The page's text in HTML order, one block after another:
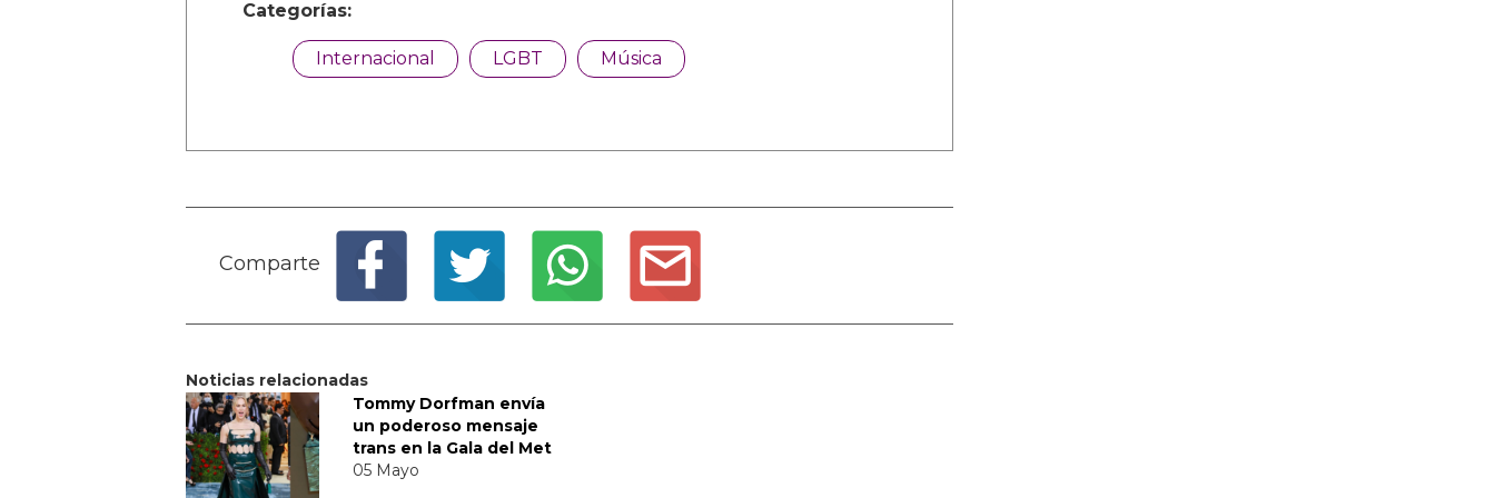
Categorías:
Internacional LGBT Música
Comparte
Noticias relacionadas
Tommy Dorfman envía
un poderoso mensaje
trans en la Gala del Met
05 Mayo